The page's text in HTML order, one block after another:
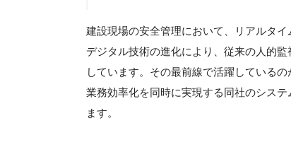
建設現場の安全管理において、リアルタ
デジタル技術の進化により、従来の人的
しています。その最前線で活躍しているの
業務効率化を同時に実現する同社のシス
ます。